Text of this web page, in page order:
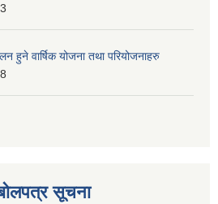
वार्षिक योजना तथा परियोजनाहरु
सूचना